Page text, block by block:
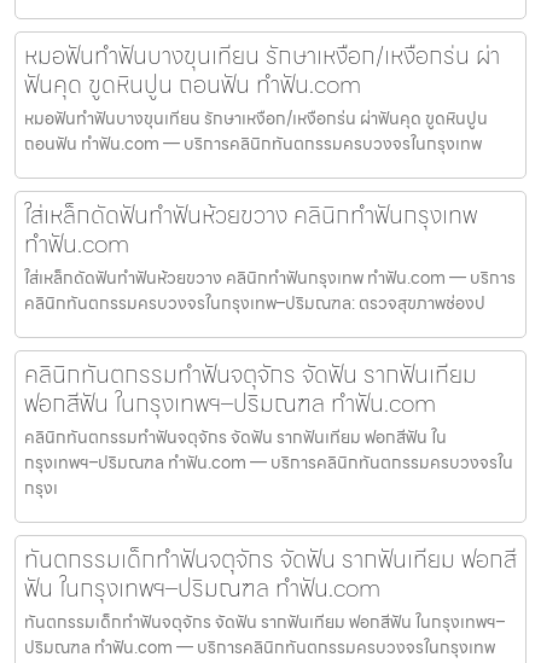
หมอฟันทำฟันบางขุนเทียน รักษาเหงือก/เหงือกร่น ผ่า
ฟันคุด ขูดหินปูน ถอนฟัน ทำฟัน.com
หมอฟันทำฟันบางขุนเทียน รักษาเหงือก/เหงือกร่น ผ่าฟันคุด ขูดหินปูน
ถอนฟัน ทำฟัน.com — บริการคลินิกทันตกรรมครบวงจรในกรุงเทพ
ใส่เหล็กดัดฟันทำฟันห้วยขวาง คลินิกทำฟันกรุงเทพ
ทำฟัน.com
ใส่เหล็กดัดฟันทำฟันห้วยขวาง คลินิกทำฟันกรุงเทพ ทำฟัน.com — บริการ
คลินิกทันตกรรมครบวงจรในกรุงเทพ–ปริมณฑล: ตรวจสุขภาพช่องป
คลินิกทันตกรรมทำฟันจตุจักร จัดฟัน รากฟันเทียม
ฟอกสีฟัน ในกรุงเทพฯ–ปริมณฑล ทำฟัน.com
คลินิกทันตกรรมทำฟันจตุจักร จัดฟัน รากฟันเทียม ฟอกสีฟัน ใน
กรุงเทพฯ–ปริมณฑล ทำฟัน.com — บริการคลินิกทันตกรรมครบวงจรใน
กรุงเ
ทันตกรรมเด็กทำฟันจตุจักร จัดฟัน รากฟันเทียม ฟอกสี
ฟัน ในกรุงเทพฯ–ปริมณฑล ทำฟัน.com
ทันตกรรมเด็กทำฟันจตุจักร จัดฟัน รากฟันเทียม ฟอกสีฟัน ในกรุงเทพฯ–
ปริมณฑล ทำฟัน.com — บริการคลินิกทันตกรรมครบวงจรในกรุงเทพ